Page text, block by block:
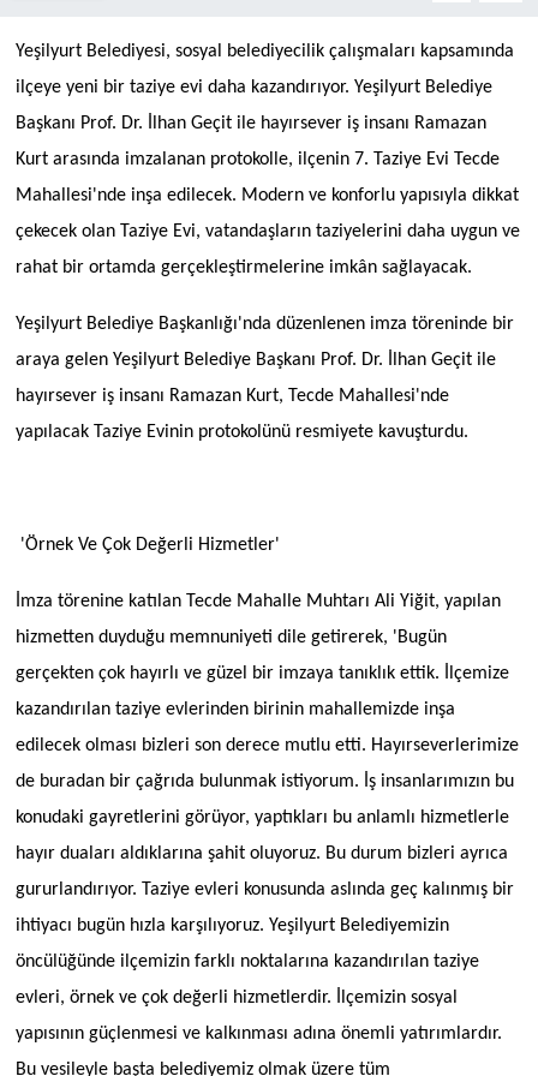
Yeşilyurt Belediyesi, sosyal belediyecilik çalışmaları kapsamında
ilçeye yeni bir taziye evi daha kazandırıyor. Yeşilyurt Belediye
Başkanı Prof. Dr. İlhan Geçit ile hayırsever iş insanı Ramazan
Kurt arasında imzalanan protokolle, ilçenin 7. Taziye Evi Tecde
Mahallesi'nde inşa edilecek. Modern ve konforlu yapısıyla dikkat
çekecek olan Taziye Evi, vatandaşların taziyelerini daha uygun ve
rahat bir ortamda gerçekleştirmelerine imkân sağlayacak.
Yeşilyurt Belediye Başkanlığı'nda düzenlenen imza töreninde bir
araya gelen Yeşilyurt Belediye Başkanı Prof. Dr. İlhan Geçit ile
hayırsever iş insanı Ramazan Kurt, Tecde Mahallesi'nde
yapılacak Taziye Evinin protokolünü resmiyete kavuşturdu.
'Örnek Ve Çok Değerli Hizmetler'
İmza törenine katılan Tecde Mahalle Muhtarı Ali Yiğit, yapılan
hizmetten duyduğu memnuniyeti dile getirerek, 'Bugün
gerçekten çok hayırlı ve güzel bir imzaya tanıklık ettik. İlçemize
kazandırılan taziye evlerinden birinin mahallemizde inşa
edilecek olması bizleri son derece mutlu etti. Hayırseverlerimize
de buradan bir çağrıda bulunmak istiyorum. İş insanlarımızın bu
konudaki gayretlerini görüyor, yaptıkları bu anlamlı hizmetlerle
hayır duaları aldıklarına şahit oluyoruz. Bu durum bizleri ayrıca
gururlandırıyor. Taziye evleri konusunda aslında geç kalınmış bir
ihtiyacı bugün hızla karşılıyoruz. Yeşilyurt Belediyemizin
öncülüğünde ilçemizin farklı noktalarına kazandırılan taziye
evleri, örnek ve çok değerli hizmetlerdir. İlçemizin sosyal
yapısının güçlenmesi ve kalkınması adına önemli yatırımlardır.
Bu vesileyle başta belediyemiz olmak üzere tüm